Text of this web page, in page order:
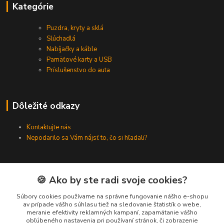
Kategórie
Puzdra, kryty a sklá
Slúchadlá
Nabíjačky a káble
Pamäťové karty a USB
Príslušenstvo do auta
Dôležité odkazy
Kontaktujte nás
Nepodarilo sa Vám nájsť to, čo si hľadali?
Kontakty
Zákaznícka podpora SMARTINO.sk
(Po-Pia, 8-16 hod.)
🍪 Ako by ste radi svoje cookies?
Súbory cookies používame na správne fungovanie nášho e-shopu
av prípade vášho súhlasu tiež na sledovanie štatistík o webe,
meranie efektivity reklamných kampaní, zapamätanie vášho
obľúbeného nastavenia pri používaní stránok, či zobrazenie